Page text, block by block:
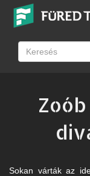
Sokan várták az